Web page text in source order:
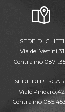
SEDE DI CHIETI
Via dei Vestini,31
Centralino
SEDE DI
Viale Pindaro,42
Centralino